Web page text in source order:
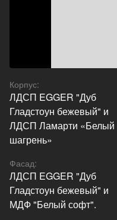
Корпус:
ЛДСП EGGER "Дуб
Гладстоун бежевый" и
ЛДСП Ламарти «Белый
шагрень»
Фасад:
ЛДСП EGGER "Дуб
Гладстоун бежевый" и
МДФ "Белый софт".